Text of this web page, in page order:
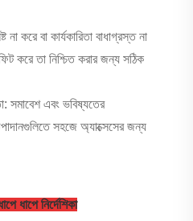
করে বা কার্যকারিতা বাধাগ্রস্ত না
করে তা নিশ্চিত করার জন্য সঠিক
সমাবেশ এবং ভবিষ্যতের
সহজে অ্যাক্সেসের জন্য
ধাপে নির্দেশিকা